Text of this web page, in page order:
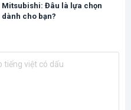
Mitsubishi: Đâu là lựa chọn
dành cho bạn?